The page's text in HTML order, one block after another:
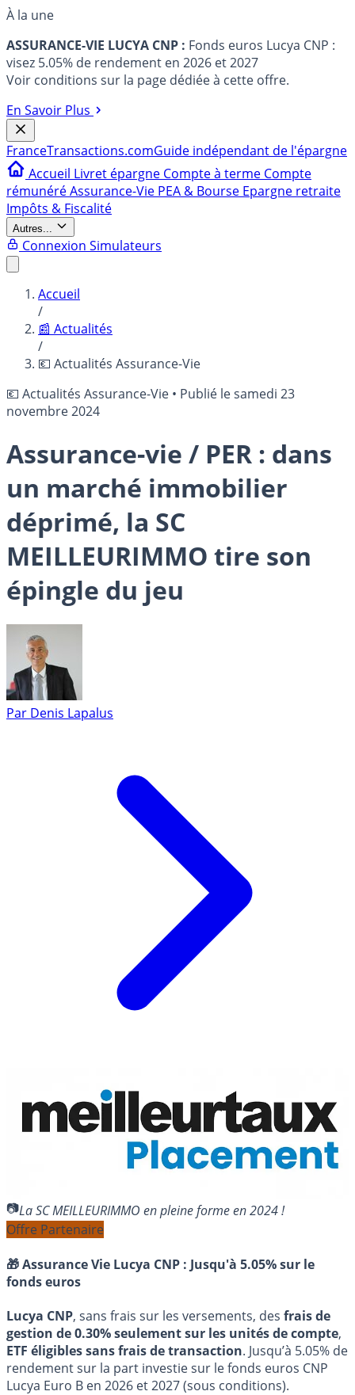
À la une
ASSURANCE-VIE LUCYA CNP : Fonds euros Lucya CNP :
visez 5.05% de rendement en 2026 et 2027
Voir conditions sur la page dédiée à cette offre.
En Savoir Plus
FranceTransactions.comGuide indépendant de l'épargne
Accueil Livret épargne Compte à terme Compte
rémunéréAssurance-Vie PEA & Bourse Epargne retraite
Impôts & Fiscalité
Autres...
Connexion Simulateurs
Accueil
/
📰 Actualités
/
💶 Actualités Assurance-Vie
💶 Actualités Assurance-Vie • Publié lesamedi 23
novembre 2024
Assurance-vie / PER : dans
un marché immobilier
déprimé, la SC
MEILLEURIMMO tire son
épingle du jeu
Par Denis Lapalus
La SC MEILLEURIMMO en pleine forme en 2024 !
Offre Partenaire
🎁 Assurance Vie Lucya CNP : Jusqu'à 5.05% sur le
fonds euros
Lucya CNP, sans frais sur les versements, des frais de
gestion de 0.30% seulement sur les unités de compte,
ETF éligibles sans frais de transaction. Jusqu’à 5.05% de
rendement sur la part investie sur le fonds euros CNP
Lucya Euro B en 2026 et 2027 (sous conditions).